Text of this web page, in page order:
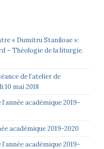
« Dumitru Staniloae »:
– Théologie de la liturgie.
de l’atelier de
10 mai 2018
académique 2019-
académique 2019-2020
académique 2019-